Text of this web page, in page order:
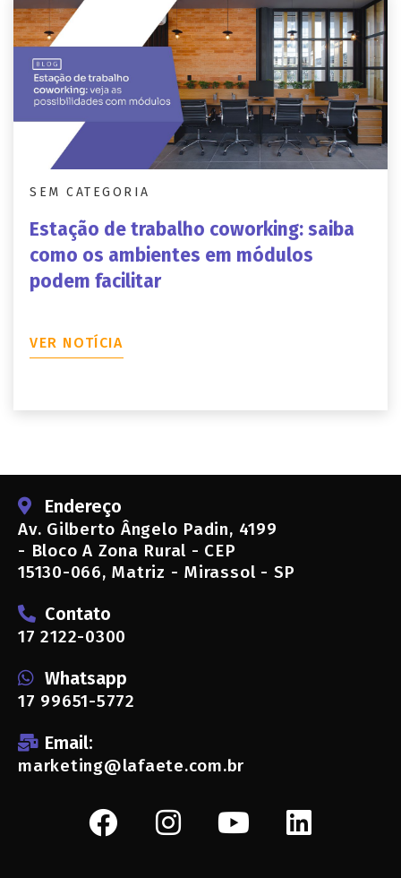
SEM CATEGORIA
Estação de trabalho coworking: saiba
como os ambientes em módulos
podem facilitar
VER NOTÍCIA
Endereço
Av. Gilberto Ângelo Padin, 4199
- Bloco A Zona Rural - CEP
15130-066, Matriz - Mirassol - SP
Contato
17 2122-0300
Whatsapp
17 99651-5772
Email:
marketing@lafaete.com.br